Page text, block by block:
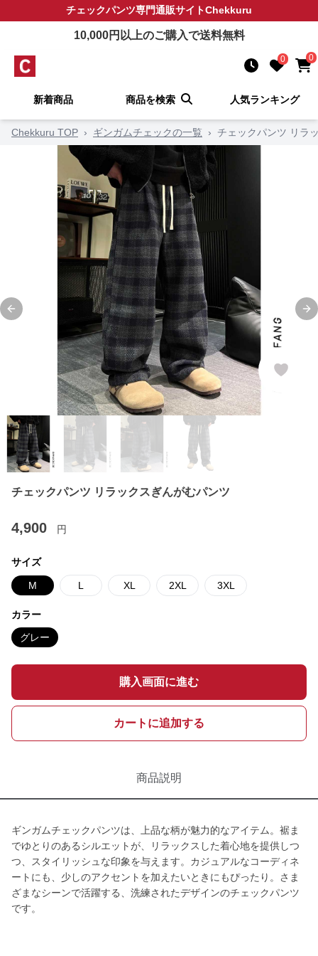
チェックパンツ専門通販サイトChekkuru
10,000円以上のご購入で送料無料
0 0
新着商品 商品を検索 人気ランキング
Chekkuru TOP › ギンガムチェックの一覧 › チェックパンツ リラ
Previous slide
チェックパンツ リラックスぎんがむパンツ
4,900 円
サイズ
M L XL 2XL 3XL
カラー
グレー
購入画面に進む
カートに追加する
商品説明
ギンガムチェックパンツは、上品な柄が魅力的なアイテム。裾ま
でゆとりのあるシルエットが、リラックスした着心地を提供しつ
つ、スタイリッシュな印象を与えます。カジュアルなコーディネ
ートにも、少しのアクセントを加えたいときにもぴったり。さま
ざまなシーンで活躍する、洗練されたデザインのチェックパンツ
です。